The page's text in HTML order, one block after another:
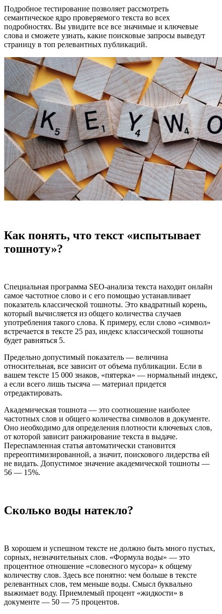
Подробное тестирование позволяет рассмотреть
семантическое ядро проверяемого текста во всех
подробностях. Вы увидите все все значимые и ключевые
слова и сможете узнать, какие поисковые запросы выведут
страницу в топ релевантных публикаций.
Как понять, что текст «испытывает
тошноту»?
Специальная программа SEO-анализа текста находит онлайн
самое частотное слово и с его помощью устанавливает
показатель классической тошноты. Это квадратный корень,
который вычисляется из общего количества случаев
употребления такого слова. К примеру, если слово «символ»
встречается в тексте 25 раз, индекс классической тошноты
будет равняться 5.
Предельно допустимый показатель — величина
относительная, все зависит от объема публикации. Если в
вашем тексте 15 000 знаков, «пятерка» — нормальный индекс,
а если всего лишь тысяча — материал придется
отредактировать.
Академическая тошнота — это соотношение наиболее
частотных слов и общего количества символов в документе.
Оно необходимо для определения плотности ключевых слов,
от которой зависит ранжирование текста в выдаче.
Переспамленная статья автоматически становится
пререоптимизированной, а значит, поискового лидерства ей
не видать. Допустимое значение академической тошноты —
56 — 15%.
Сколько воды натекло?
В хорошем и успешном тексте не должно быть много пустых,
сорных, незначительных слов. «Формула воды» — это
процентное отношение «словесного мусора» к общему
количеству слов. Здесь все понятно: чем больше в тексте
релевантных слов, тем меньше воды. Смысл буквально
выжимает воду. Приемлемый процент «жидкости» в
документе — 50 — 75 процентов.